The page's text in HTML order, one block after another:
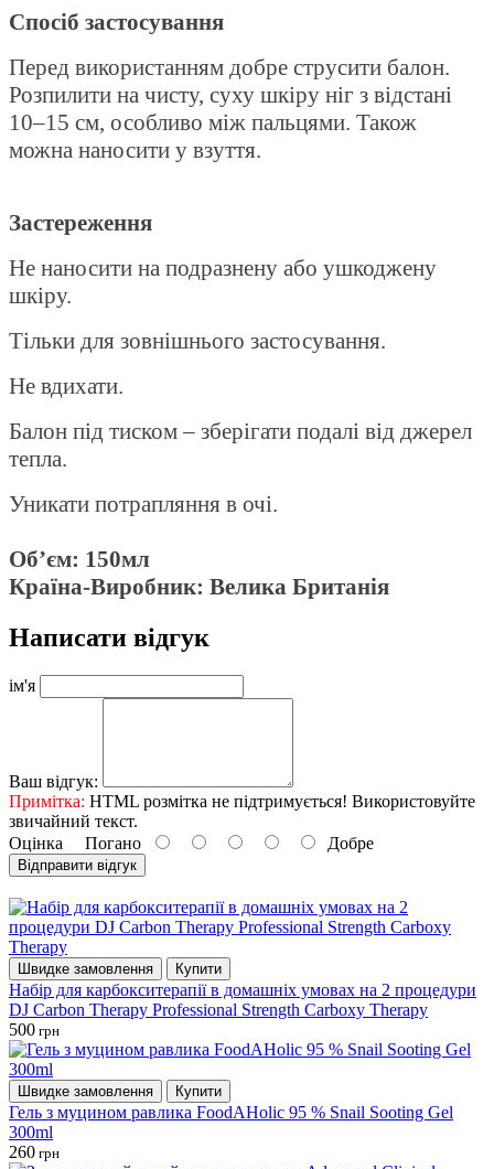
Спосіб застосування
Перед використанням добре струсити балон.
Розпилити на чисту, суху шкіру ніг з відстані
10–15 см, особливо між пальцями. Також
можна наносити у взуття.
Застереження
Не наносити на подразнену або ушкоджену
шкіру.
Тільки для зовнішнього застосування.
Не вдихати.
Балон під тиском – зберігати подалі від джерел
тепла.
Уникати потрапляння в очі.
Об’єм: 150мл
Країна-Виробник: Велика Британія
Написати відгук
ім'я
Ваш відгук:
Примітка: HTML розмітка не підтримується! Використовуйте
звичайний текст.
Оцінка Погано Добре
Відправити відгук
Швидке замовлення Купити
Набір для карбокситерапії в домашніх умовах на 2 процедури
DJ Carbon Therapy Professional Strength Carboxy Therapy
500 грн
Швидке замовлення Купити
Гель з муцином равлика FoodAHolic 95 % Snail Sooting Gel
300ml
260 грн